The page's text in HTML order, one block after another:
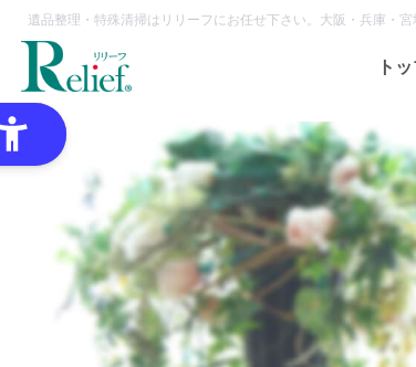
ト
遺品整理・特殊清掃はリリーフにお任せ下さい。大阪・兵庫・